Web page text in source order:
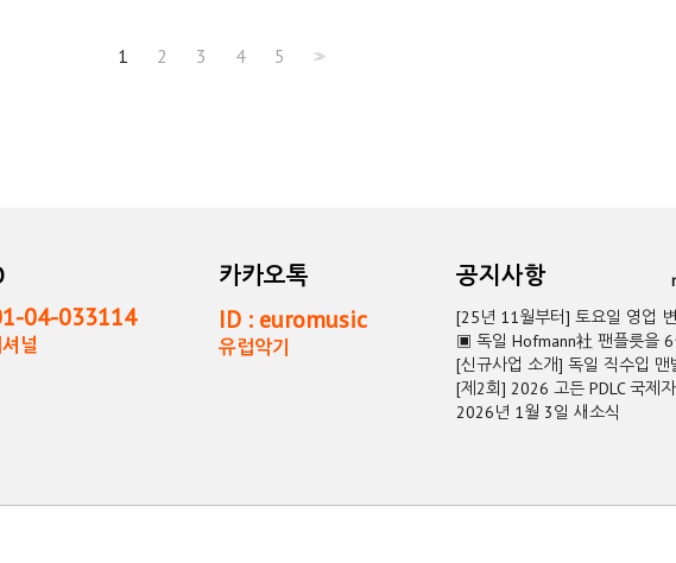
1 2 3 4 5 >>
04-033114
널
카카오톡
ID : euromusic
유럽악기
공지사항
[25년 11월부터] 토요일 영업
▣ 독일 Hofmann社 팬플릇을 6
[신규사업 소개] 독일 직수입 맨
[제2회] 2026 고든 PDLC 국제
2026년 1월 3일 새소식